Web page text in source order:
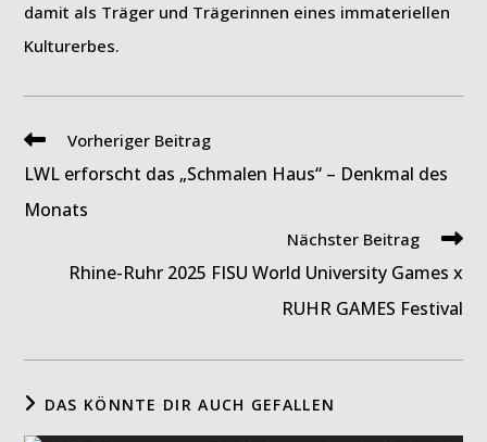
damit als Träger und Trägerinnen eines immateriellen
Kulturerbes.
Weitere
ansehen
Vorheriger Beitrag
LWL erforscht das „Schmalen Haus“ – Denkmal des
Monats
Nächster Beitrag
Rhine-Ruhr 2025 FISU World University Games x
RUHR GAMES Festival
DAS KÖNNTE DIR AUCH GEFALLEN